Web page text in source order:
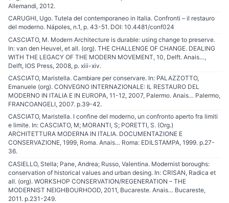
Allemandi, 2012.
CARUGHI, Ugo. Tutela del contemporaneo in Italia. Confronti – il restauro
del moderno. Nápoles, n.1, p. 43-51. DOI: 10.4481/conf024
CASCIATO, M. Modern Architecture is durable: using change to preserve.
In: van den Heuvel, et all. (org). THE CHALLENGE OF CHANGE. DEALING
WITH THE LEGACY OF THE MODERN MOVEMENT, 10, Delft. Anais…,
Delft, IOS Press, 2008, p. xiii-xiv.
CASCIATO, Maristella. Cambiare per conservare. In: PALAZZOTTO,
Emanuele (org). CONVEGNO INTERNAZIONALE: IL RESTAURO DEL
MODERNO IN ITALIA E IN EUROPA, 11-12, 2007, Palermo. Anais… Palermo,
FRANCOANGELI, 2007. p.39-42.
CASCIATO, Maristella. I confine del moderno, un confronto aperto fra limiti
e limite. In: CASCIATO, M; MORANTI, S; PORETTI, S. (Org.)
ARCHITETTURA MODERNA IN ITALIA. DOCUMENTAZIONE E
CONSERVAZIONE, 1999, Roma. Anais… Roma: EDILSTAMPA, 1999. p.27-
36.
CASIELLO, Stella; Pane, Andrea; Russo, Valentina. Modernist boroughs:
conservation of historical values and urban desing. In: CRISAN, Radica et
all. (org). WORKSHOP CONSERVATION/REGENERATION – THE
MODERNIST NEIGHBOURHOOD, 2011, Bucareste. Anais… Bucareste,
2011. p.231-249.